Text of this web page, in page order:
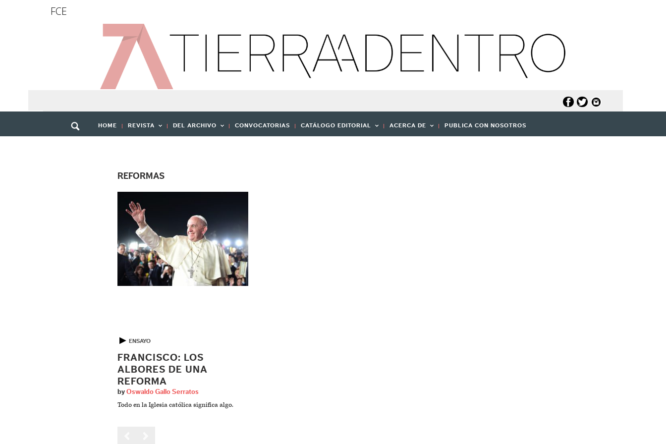
FCE
HOME REVISTA DEL ARCHIVO CONVOCATORIAS CATÁLOGO EDITORIAL ACERCA DE PUBLICA CON NOSOTROS
REFORMAS
▶ ENSAYO
FRANCISCO: LOS
ALBORES DE UNA
REFORMA
by Oswaldo Gallo Serratos
Todo en la Iglesia católica significa algo.